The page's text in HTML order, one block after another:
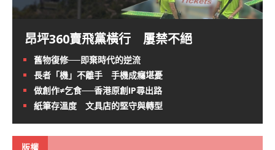
昂坪360賣飛黨橫行 屢禁不絕
舊物復修──即棄時代的逆流
長者「機」不離手 手機成癮堪憂
做創作≠乞食──香港原創IP尋出路
紙筆存溫度 文具店的堅守與轉型
版權